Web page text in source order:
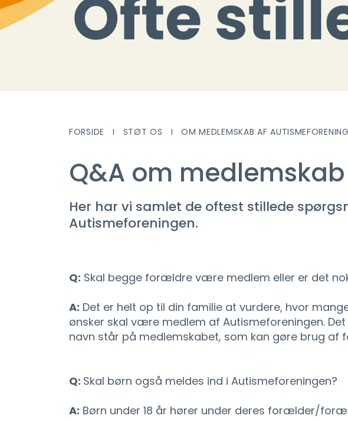
FORSIDE STØT OS OM MEDLEMSKAB AF
Q&A om medlemskab
Her har vi samlet de oftest stillede
Autismeforeningen.
Q: Skal begge forældre være medlem eller er det
A: Det er helt op til din familie at vurdere, hvor
ønsker skal være medlem af Autismeforeningen.
navn står på medlemskabet, som kan gøre brug af
Q: Skal børn også meldes ind i Autismeforeningen?
A: Børn under 18 år hører under deres forælder/